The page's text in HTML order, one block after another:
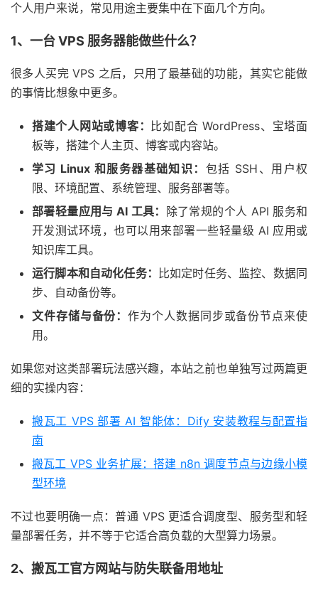
个人用户来说，常见用途主要集中在下面几个方向。
1、一台 VPS 服务器能做些什么？
很多人买完 VPS 之后，只用了最基础的功能，其实它能做
的事情比想象中更多。
搭建个人网站或博客：
比如配合 WordPress、宝塔面
板等，搭建个人主页、博客或内容站。
学习 Linux 和服务器基础知识： 包括 SSH、用户权
限、环境配置、系统管理、服务部署等。
部署轻量应用与 AI 工具：
除了常规的个人 API 服务和
开发测试环境，也可以用来部署一些轻量级 AI 应用或
知识库工具。
运行脚本和自动化任务：
比如定时任务、监控、数据同
步、自动备份等。
文件存储与备份：作为个人数据同步或备份节点来使
用。
如果您对这类部署玩法感兴趣，本站之前也单独写过两篇更
细的实操内容：
搬瓦工 VPS 部署 AI 智能体：Dify 安装教程与配置指
南
搬瓦工 VPS 业务扩展：搭建 n8n 调度节点与边缘小模
型环境
不过也要明确一点：普通 VPS 更适合调度型、服务型和轻
量部署任务，并不等于它适合高负载的大型算力场景。
2、搬瓦工官方网站与防失联备用地址